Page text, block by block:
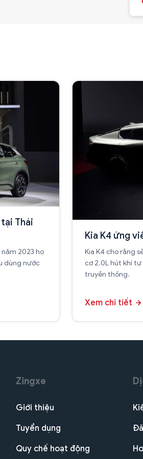
Thái
2023 họ
dùng nước
Kia K4 ứng
Kia K4 cho rằng
cơ 2.0L hút khí tự
truyền thống.
Xem chi tiết
Zingxe
Giới thiệu
Tuyển dụng
Quy chế hoạt động